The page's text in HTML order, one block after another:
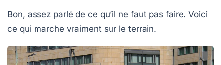
Bon, assez parlé de ce qu’il ne faut pas faire. Voici
ce qui marche vraiment sur le terrain.